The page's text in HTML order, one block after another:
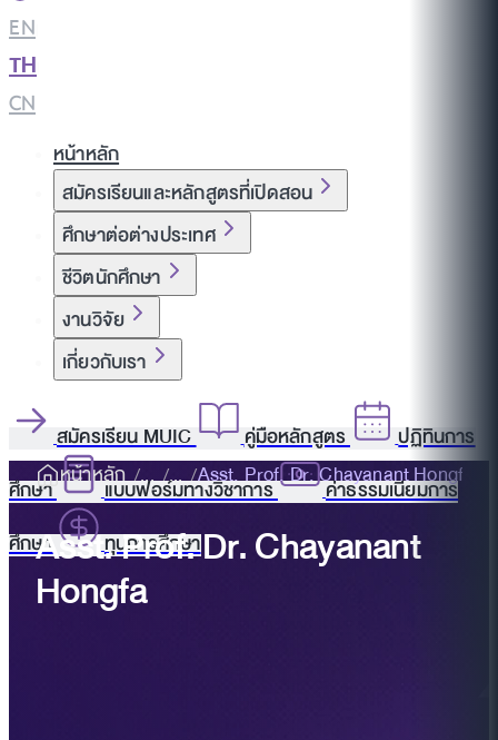
EN
TH
CN
หน้าหลัก
สมัครเรียนและหลักสูตรที่เปิดสอน
ศึกษาต่อต่างประเทศ
ชีวิตนักศึกษา
งานวิจัย
เกี่ยวกับเรา
สมัครเรียน MUIC คู่มือหลักสูตร
ปฏิทินการ
ศึกษา
แบบฟอร์มทางวิชาการ
ค่าธรรมเนียมการ
ศึกษา
ทุนการศึกษา
หน้าหลัก Asst. Prof. Dr. Chayanant Hongfa
Asst. Prof. Dr. Chayanant
Hongfa